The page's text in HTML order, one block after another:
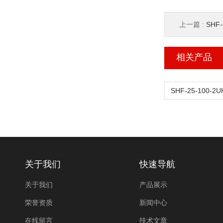
上一篇 : SHF-
相关产品
关于我们
关于我们
荣誉资质
在线留言
快速导航
产品展示
新闻中心
技术文章